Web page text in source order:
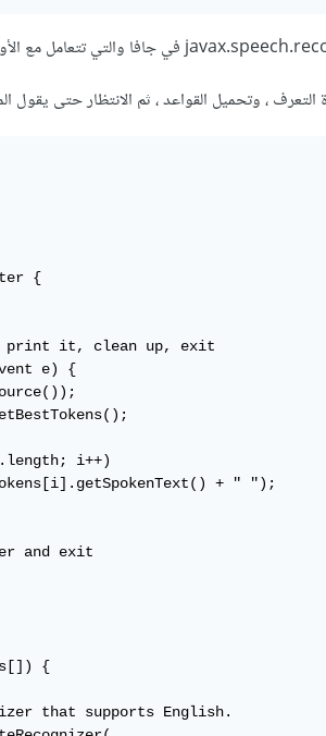
التعرف ، وتحميل القواعد ، ثم الانتظار حتى
{